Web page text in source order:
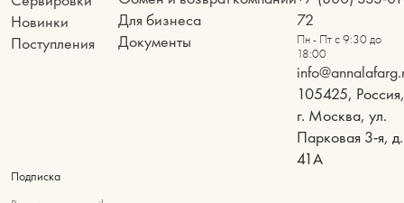
Новинки
Поступления
Для бизнеса
Документы
72
Пн - Пт с 9:30 до
18:00
105425, Россия,
г. Москва, ул.
Парковая 3-я, д.
41А
Подписка